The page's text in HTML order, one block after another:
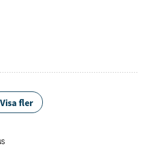
Visa fler